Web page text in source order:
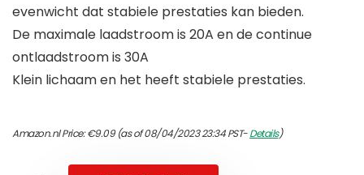
evenwicht dat stabiele prestaties kan bieden.
De maximale laadstroom is 20A en de continue
ontlaadstroom is 30A
Klein lichaam en het heeft stabiele prestaties.
Amazon.nl Price:€9.09(as of 08/04/2023 23:34 PST-Details)